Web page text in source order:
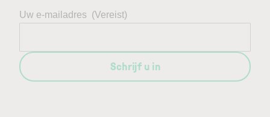
Uw e-mailadres (Vereist)
Schrijf u in